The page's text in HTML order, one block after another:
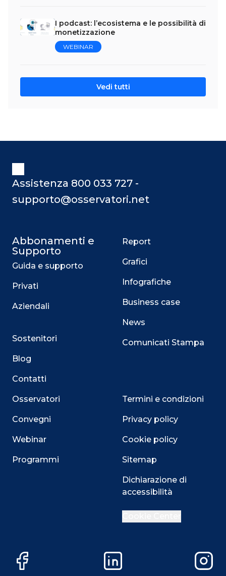
I podcast: l’ecosistema e le possibilità di
monetizzazione
WEBINAR
Vedi tutti
Assistenza 800 033 727 -
supporto@osservatori.net
Abbonamenti e
Supporto
Guida e supporto
Privati
Aziendali
Sostenitori
Blog
Contatti
Osservatori
Convegni
Webinar
Programmi
Report
Grafici
Infografiche
Business case
News
Comunicati Stampa
Termini e condizioni
Privacy policy
Cookie policy
Sitemap
Dichiarazione di
accessibilità
Facebook LinkedIn
Questo sito utilizza i cookie